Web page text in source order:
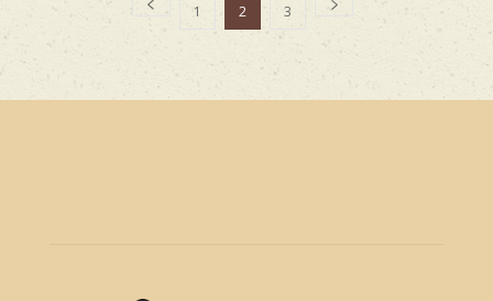
1 2 3